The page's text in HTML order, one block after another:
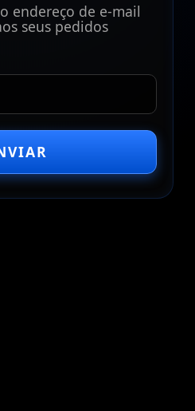
endereço de e-mail
seus pedidos